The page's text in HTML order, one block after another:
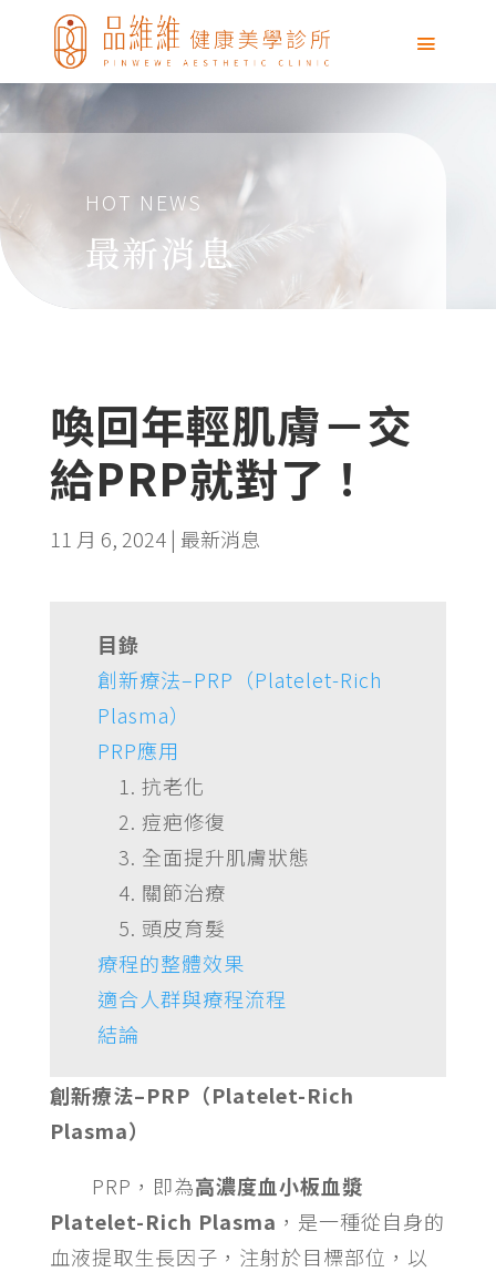
HOT NEWS
最新消息
喚回年輕肌膚－交
給PRP就對了！
11 月 6, 2024| 最新消息
目錄
創新療法–PRP（Platelet-Rich
Plasma）
PRP應用
1. 抗老化
2. 痘疤修復
3. 全面提升肌膚狀態
4. 關節治療
5. 頭皮育髮
療程的整體效果
適合人群與療程流程
結論
創新療法–PRP（Platelet-Rich
Plasma）
PRP，即為高濃度血小板血漿
Platelet-Rich Plasma ，是一種從自身的
血液提取生長因子，注射於目標部位，以